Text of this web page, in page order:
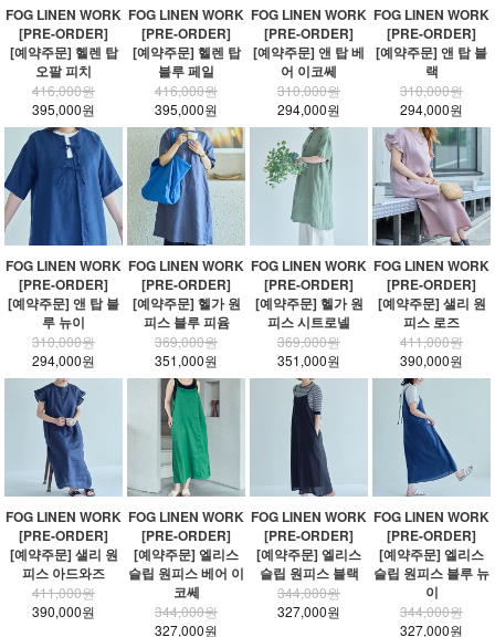
FOG LINEN WORK
[PRE-ORDER]
[예약주문] 헬렌 탑
오팔 피치
416,000원
395,000원
FOG LINEN WORK
[PRE-ORDER]
[예약주문] 헬렌 탑
블루 페일
416,000원
395,000원
FOG LINEN WORK
[PRE-ORDER]
[예약주문] 앤 탑 베
어 이코쎄
310,000원
294,000원
FOG LINEN WORK
[PRE-ORDER]
[예약주문] 앤 탑 블
랙
310,000원
294,000원
FOG LINEN WORK
[PRE-ORDER]
[예약주문] 앤 탑 블
루 뉴이
310,000원
294,000원
FOG LINEN WORK
[PRE-ORDER]
[예약주문] 헬가 원
피스 블루 피윰
369,000원
351,000원
FOG LINEN WORK
[PRE-ORDER]
[예약주문] 헬가 원
피스 시트로넬
369,000원
351,000원
FOG LINEN WORK
[PRE-ORDER]
[예약주문] 샐리 원
피스 로즈
411,000원
390,000원
FOG LINEN WORK
[PRE-ORDER]
[예약주문] 샐리 원
피스 아드와즈
411,000원
390,000원
FOG LINEN WORK
[PRE-ORDER]
[예약주문] 엘리스
슬립 원피스 베어 이
코쎄
344,000원
327,000원
FOG LINEN WORK
[PRE-ORDER]
[예약주문] 엘리스
슬립 원피스 블랙
344,000원
327,000원
FOG LINEN WORK
[PRE-ORDER]
[예약주문] 엘리스
슬립 원피스 블루 뉴
이
344,000원
327,000원